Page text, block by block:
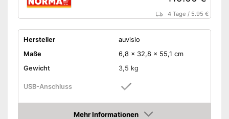
4 Tage / 5.95 €
Hersteller
auvisio
Maße
6,8 x 32,8 x 55,1 cm
Gewicht
3,5 kg
USB-Anschluss
Mehr Informationen